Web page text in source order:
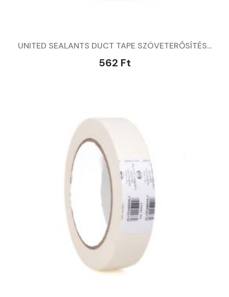
UNITED SEALANTS DUCT TAPE SZÖVETERŐSÍTÉS...
562 Ft